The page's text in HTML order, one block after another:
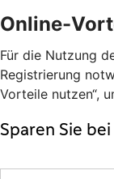
Online-
Für die Nutzung
Registrierung
Vorteile nutzen“,